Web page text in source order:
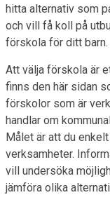
hitta alternativ som
och vill få koll på
förskola för ditt barn.
Att välja förskola är
finns den här sidan
förskolor som är
handlar om
Målet är att du
verksamheter.
vill undersöka
jämföra olika